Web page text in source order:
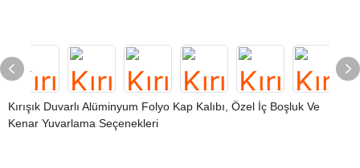
Kırışık Duvarlı Alüminyum Folyo Kap Kalıbı, Özel İç Boşluk Ve
Kenar Yuvarlama Seçenekleri